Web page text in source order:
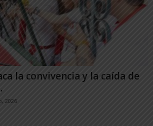
la convivencia y la caída de
2026